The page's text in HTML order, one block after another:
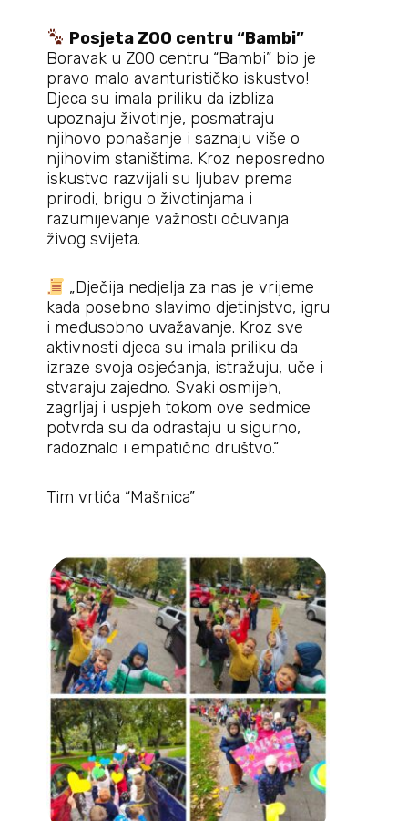
Posjeta ZOO centru “Bambi”
Boravak u ZOO centru “Bambi” bio je
pravo malo avanturističko iskustvo!
Djeca su imala priliku da izbliza
upoznaju životinje, posmatraju
njihovo ponašanje i saznaju više o
njihovim staništima. Kroz neposredno
iskustvo razvijali su ljubav prema
prirodi, brigu o životinjama i
razumijevanje važnosti očuvanja
živog svijeta.
„Dječija nedjelja za nas je vrijeme
kada posebno slavimo djetinjstvo, igru
i međusobno uvažavanje. Kroz sve
aktivnosti djeca su imala priliku da
izraze svoja osjećanja, istražuju, uče i
stvaraju zajedno. Svaki osmijeh,
zagrljaj i uspjeh tokom ove sedmice
potvrda su da odrastaju u sigurno,
radoznalo i empatično društvo.“
Tim vrtića “Mašnica”